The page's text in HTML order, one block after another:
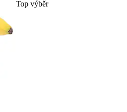
Top výběr